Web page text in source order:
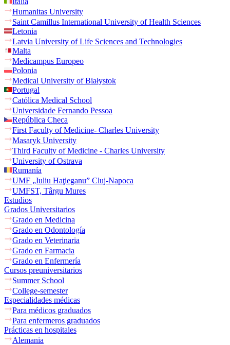
Humanitas University
Saint Camillus International University of Health Sciences
Letonia
Latvia University of Life Sciences and Technologies
Malta
Medicampus Europeo
Polonia
Medical University of Białystok
Portugal
Católica Medical School
Universidade Fernando Pessoa
República Checa
First Faculty of Medicine- Charles University
Masaryk University
Third Faculty of Medicine - Charles University
University of Ostrava
Rumanía
UMF „Iuliu Haţieganu” Cluj-Napoca
UMFST, Târgu Mures
Estudios
Grados Universitarios
Grado en Medicina
Grado en Odontología
Grado en Veterinaria
Grado en Farmacia
Grado en Enfermería
Cursos preuniversitarios
Summer School
College-semester
Especialidades médicas
Para médicos graduados
Para enfermeros graduados
Prácticas en hospitales
Alemania